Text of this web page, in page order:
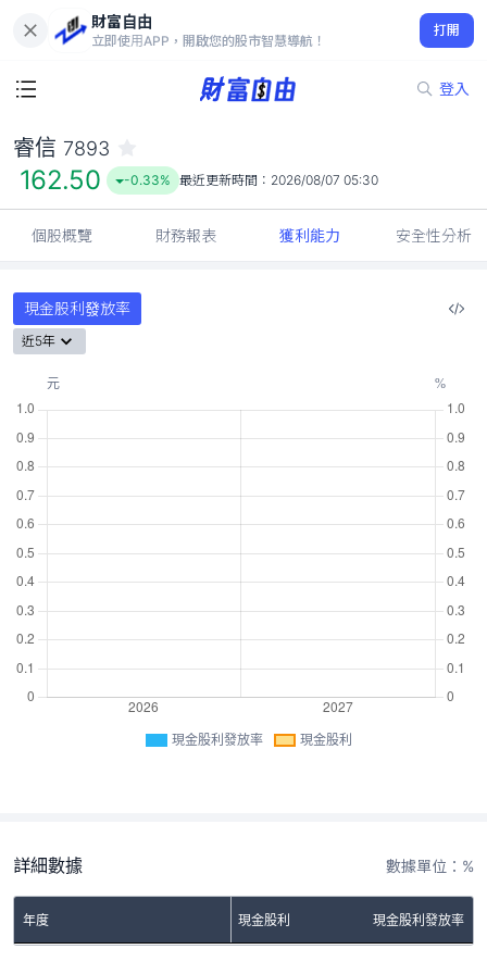
財富自由
立即使用APP，開啟您的股市智慧導航！
打開
登入
162.50
-0.33%
睿信 7893
162.50 -0.33% 最近更新時間： 2026/08/07 05:30
個股概覽 財務報表 獲利能力 安全性分析
現金股利發放率
近5年
現金股利發放率 現金股利
詳細數據 數據單位：%
年度 現金股利 現金股利發放率